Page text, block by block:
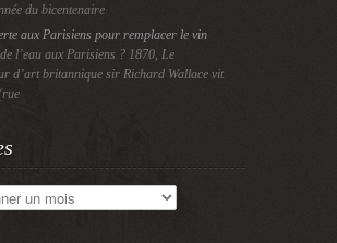
du bicentenaire
aux Parisiens pour remplacer le vin
l’eau aux Parisiens ? 1870, Le
d’art britannique sir Richard Wallace vit